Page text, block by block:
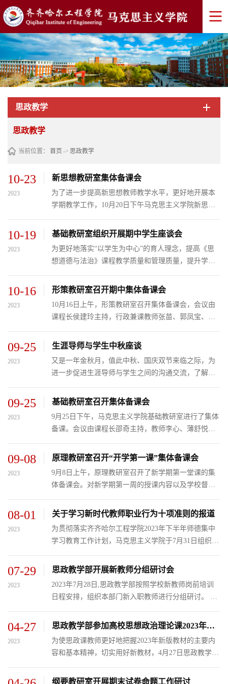
思政教学
思政教学
当前位置： 首页 -> 思政教学
10-23
2023
新思想教研室集体备课会
为了进一步提高新思想教师教学水平，更好地开展本
学期教学工作，10月20日下午马克思主义学院新思想
议由课程长张旭主持，全体新思想教师参加。 会上，
10-19
2023
基础教研室组织开展期中学生座谈会
为更好地落实“以学生为中心”的育人理念，提高《思
想道德与法治》课程教学质量和管理质量，提升学生
书馆201教室组织召开《思想道德与法治》课程期中学
10-16
2023
形策教研室召开期中集体备课会
10月16日上午，形策教研室召开集体备课会，会议由
课程长侯建玲主持，行政兼课教师张苗、郭凤宝、杨
课会主要围绕三个方面内容进行：一是为更好地保证
09-25
2023
生涯导师与学生中秋座谈
又是一年金秋月，值此中秋、国庆双节来临之际，为
进一步促进生涯导师与学生之间的沟通交流，了解生
3号教学区1211会议室马克思主义学院邵奇、张旭两位
09-25
2023
基础教研室召开集体备课会
9月25日下午，马克思主义学院基础教研室进行了集体
备课。会议由课程长邵奇主持，教师李心、薄舒悦、
来在巡课、新教师助课、教学基本规范、发现的一些
09-08
2023
原理教研室召开“开学第一课”集体备课会
9月8日上午，原理教研室召开了新学期第一堂课的集
体备课会。对新学期第一周的授课内容以及学校督导
师对本学期教学任务和重点做了阐述，并要求大家讲
08-01
2023
关于学习新时代教师职业行为十项准则的报道
为贯彻落实齐齐哈尔工程学院2023年下半年师德集中
学习教育工作计划，马克思主义学院于7月31日组织本
讨论。 此次学习讨论，主要围绕新时代教师职业行为
07-29
2023
思政教学部开展新教师分组研讨会
2023年7月28日,思政教学部按照学校新教师岗前培训
日程安排，组织本部门新入职教师进行分组研讨。 此
期工作计划，结合学校办学理念及校园文化阐述自己
04-27
2023
思政教学部参加高校思想政治理论课2023年版教材使用培训会
为使思政课教师更好地把握2023年新版教材的主要内
容和基本精神，切实用好新教材，4月27日思政教学部
全体教师参加本次培训。 部门负责人赵婷婷会后指出
纲要教研室开展期末试卷命题工作研讨